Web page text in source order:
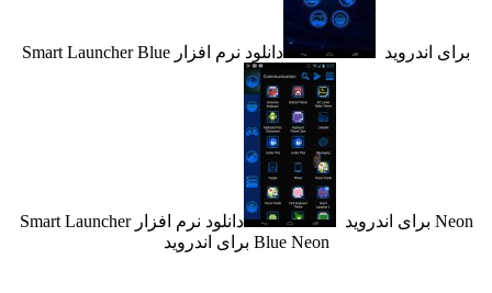
اندروید دانلود نرم افزار Smart Launcher Blue
دانلود نرم افزار Smart Launcher
Blue Neon برای اندروید